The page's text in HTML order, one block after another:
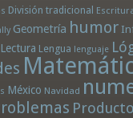
División tradicional
Geometría humor
Lectura Lengua lenguaje
México Navidad
Producto